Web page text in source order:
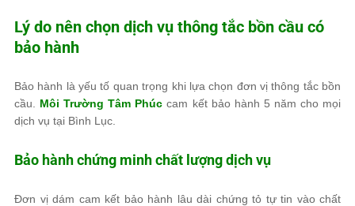
Lý do nên chọn dịch vụ thông tắc bồn cầu có
bảo hành
Bảo hành là yếu tố quan trọng khi lựa chọn đơn vị thông tắc bồn
cầu. Môi Trường Tâm Phúc cam kết bảo hành 5 năm cho mọi
dịch vụ tại Bình Lục.
Bảo hành chứng minh chất lượng dịch vụ
Đơn vị dám cam kết bảo hành lâu dài chứng tỏ tự tin vào chất